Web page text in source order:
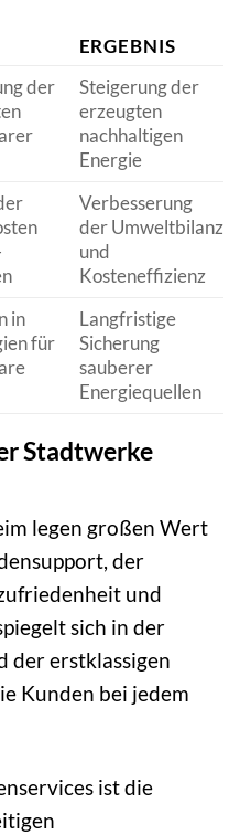
ERGEBNIS
der
Steigerung der
erzeugten
nachhaltigen
Energie
Verbesserung
der Umweltbilanz
und
Kosteneffizienz
in
für
Langfristige
Sicherung
sauberer
Energiequellen
Stadtwerke
legen großen Wert
der
und
sich in der
der erstklassigen
Kunden bei jedem
ist die